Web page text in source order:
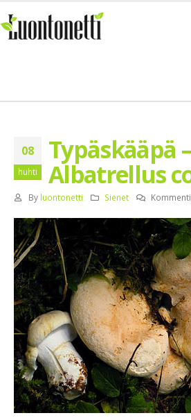
08
huhti
Typäskääpä –
Albatrellus
By luontonetti Sienet